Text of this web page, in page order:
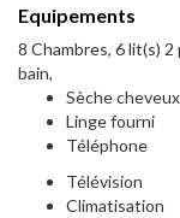
Equipements
8 Chambres, 6 lit(s)
bain,
Sèche cheveux
Linge fourni
Téléphone
Télévision
Climatisation